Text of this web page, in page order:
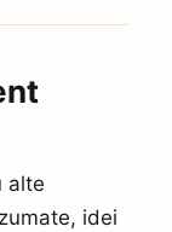
alte
idei